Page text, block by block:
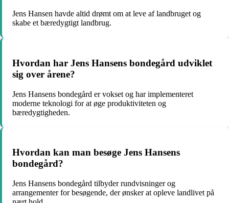
Jens Hansen havde altid drømt om at leve af landbruget og
skabe et bæredygtigt landbrug.
Hvordan har Jens Hansens bondegård udviklet
sig over årene?
Jens Hansens bondegård er vokset og har implementeret
moderne teknologi for at øge produktiviteten og
bæredygtigheden.
Hvordan kan man besøge Jens Hansens
bondegård?
Jens Hansens bondegård tilbyder rundvisninger og
arrangementer for besøgende, der ønsker at opleve landlivet på